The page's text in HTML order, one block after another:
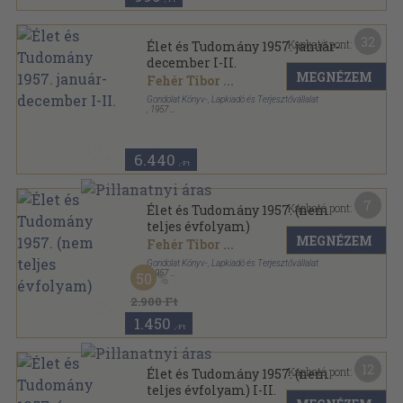
Élet és Tudomány 1957. január-
december I-II.
Fehér Tibor ...
Gondolat Könyv-, Lapkiadó és Terjesztővállalat
1957
6.440 ,-Ft
Kapható pont:
MEGNÉZEM
Élet és Tudomány 1957. (nem
teljes évfolyam)
Fehér Tibor ...
Gondolat Könyv-, Lapkiadó és Terjesztővállalat
, 1957
Könyvkötői kötés
Élet és Tudomány sorozat
2.900 Ft
50
1.450 ,-Ft
Kapható pont:
MEGNÉZEM
Élet és Tudomány 1957. (nem
teljes évfolyam) I-II.
Kapható pont: